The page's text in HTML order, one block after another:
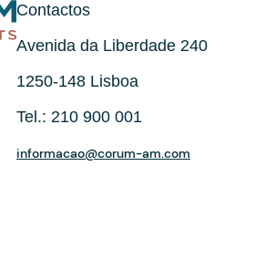
Contactos
Avenida da Liberdade 240
1250-148 Lisboa
Tel.: 210 900 001
informacao@corum-am.com